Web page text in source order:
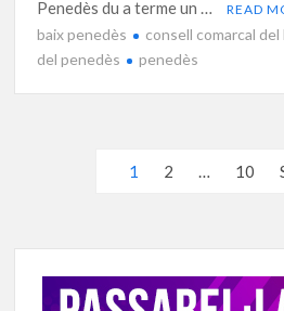
Penedès du a terme un …
READ
baix penedès consell comarcal
del penedès
penedès
Navegació
1 2 … 10